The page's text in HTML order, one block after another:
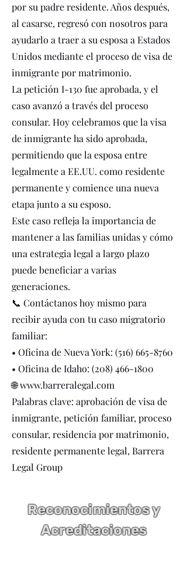
por su padre residente. Años después,
al casarse, regresó con nosotros para
ayudarlo a traer a su esposa a Estados
Unidos mediante el proceso de visa de
inmigrante por matrimonio.
La petición I-130 fue aprobada, y el
caso avanzó a través del proceso
consular. Hoy celebramos que la visa
de inmigrante ha sido aprobada,
permitiendo que la esposa entre
legalmente a EE.UU. como residente
permanente y comience una nueva
etapa junto a su esposo.
Este caso refleja la importancia de
mantener a las familias unidas y cómo
una estrategia legal a largo plazo
puede beneficiar a varias
generaciones.
📞 Contáctanos hoy mismo para
recibir ayuda con tu caso migratorio
familiar:
• Oficina de Nueva York: (516) 665-8760
• Oficina de Idaho: (208) 466-1800
🌐www.barreralegal.com
Palabras clave: aprobación de visa de
inmigrante, petición familiar, proceso
consular, residencia por matrimonio,
residente permanente legal, Barrera
Legal Group
Reconocimientos y
Acreditaciones